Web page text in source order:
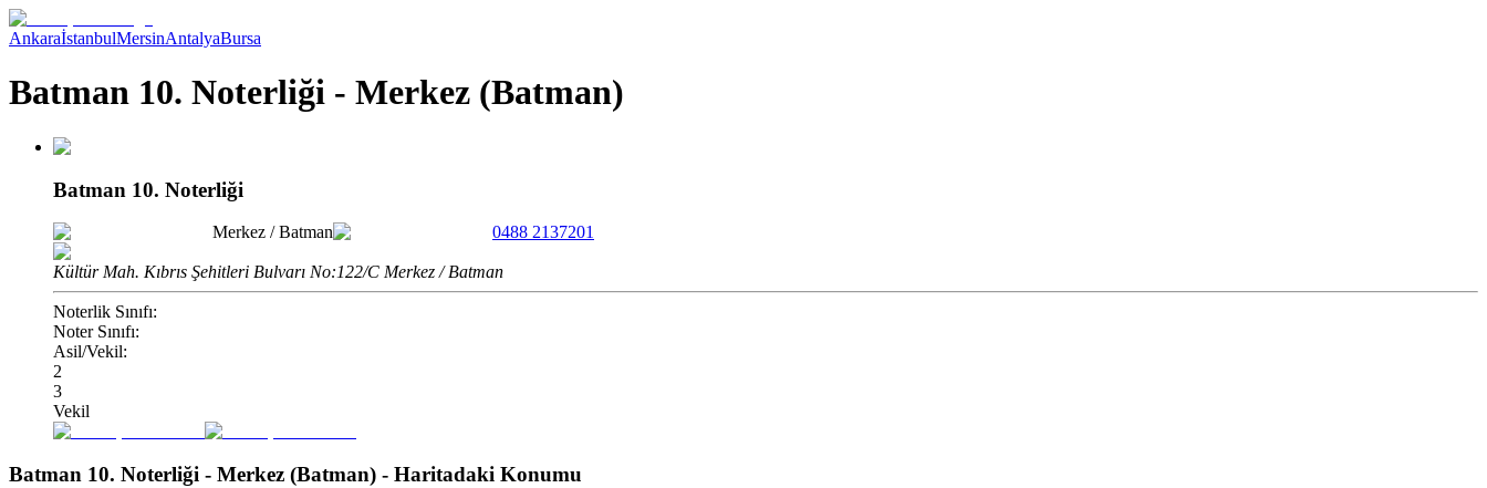
AnkaraİstanbulMersinAntalyaBursa
Batman 10. Noterliği - Merkez (Batman)
Batman 10. Noterliği
Merkez /Batman 0488 2137201
Kültür Mah. Kıbrıs Şehitleri Bulvarı No:122/C Merkez / Batman
Noterlik Sınıfı:
Noter Sınıfı:
Asil/Vekil:
2
3
Vekil
Batman 10. Noterliği - Merkez (Batman) - Haritadaki Konumu